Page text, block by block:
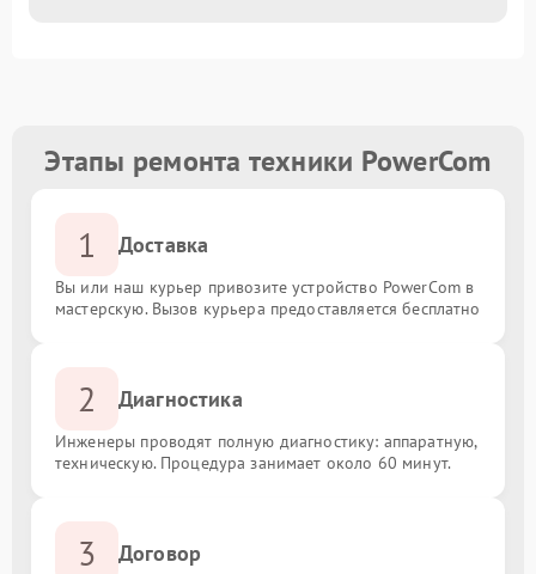
Этапы ремонта техники PowerCom
1 Доставка
Вы или наш курьер привозите устройство PowerCom в
мастерскую. Вызов курьера предоставляется бесплатно
2 Диагностика
Инженеры проводят полную диагностику: аппаратную,
техническую. Процедура занимает около 60 минут.
3 Договор